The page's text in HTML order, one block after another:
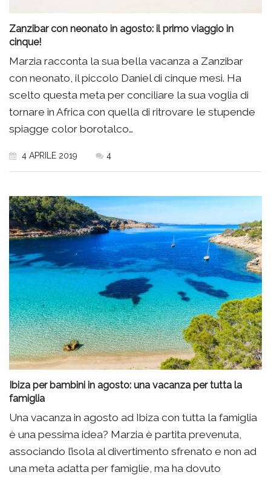
Zanzibar con neonato in agosto: il primo viaggio in
cinque!
Marzia racconta la sua bella vacanza a Zanzibar
con neonato, il piccolo Daniel di cinque mesi. Ha
scelto questa meta per conciliare la sua voglia di
tornare in Africa con quella di ritrovare le stupende
spiagge color borotalco…
4 APRILE 2019 4
Ibiza per bambini in agosto: una vacanza per tutta la
famiglia
Una vacanza in agosto ad Ibiza con tutta la famiglia
è una pessima idea? Marzia è partita prevenuta,
associando l’isola al divertimento sfrenato e non ad
una meta adatta per famiglie, ma ha dovuto